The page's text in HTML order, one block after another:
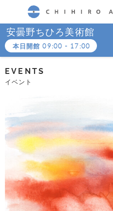
CHIHIRO ART MUSEUM
安曇野ちひろ美術館
本日開館09:00 - 17:00
EVENTS
イベント